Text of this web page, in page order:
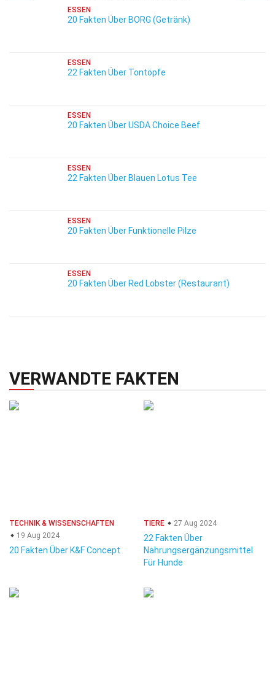
ESSEN
20 Fakten Über BORG (Getränk)
ESSEN
22 Fakten Über Tontöpfe
ESSEN
20 Fakten Über USDA Choice Beef
ESSEN
22 Fakten Über Blauen Lotus Tee
ESSEN
20 Fakten Über Funktionelle Pilze
ESSEN
20 Fakten Über Red Lobster (Restaurant)
VERWANDTE FAKTEN
TECHNIK & WISSENSCHAFTEN
19 Aug 2024
20 Fakten Über K&F Concept
TIERE 27 Aug 2024
22 Fakten Über
Nahrungsergänzungsmittel
Für Hunde